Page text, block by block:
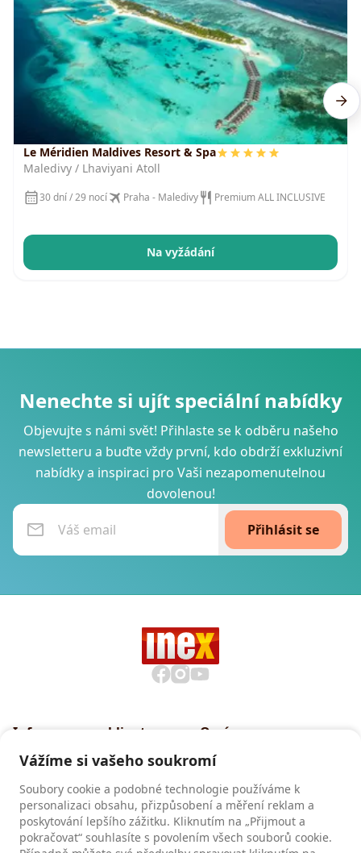
Le Méridien Maldives Resort & Spa
Maledivy / Lhaviyani Atoll
30 dní / 29 nocí Praha - Maledivy Premium ALL INCLUSIVE
Na vyžádání
Nenechte si ujít speciální nabídky
Objevujte s námi svět! Přihlaste se k odběru našeho
newsletteru a buďte vždy první, kdo obdrží exkluzivní
nabídky a inspiraci pro Vaši nezapomenutelnou
dovolenou!
Přihlásit se
Informace pro klienty
podmínky CK INEX
Pojištění CK INEX
Zásady a informace o
zpracování osobních údajů
O nás
Vážíme si vašeho soukromí
Soubory cookie a podobné technologie používáme k
personalizaci obsahu, přizpůsobení a měření reklam a
poskytování lepšího zážitku. Kliknutím na „Přijmout a
pokračovat“ souhlasíte s povolením všech souborů cookie.